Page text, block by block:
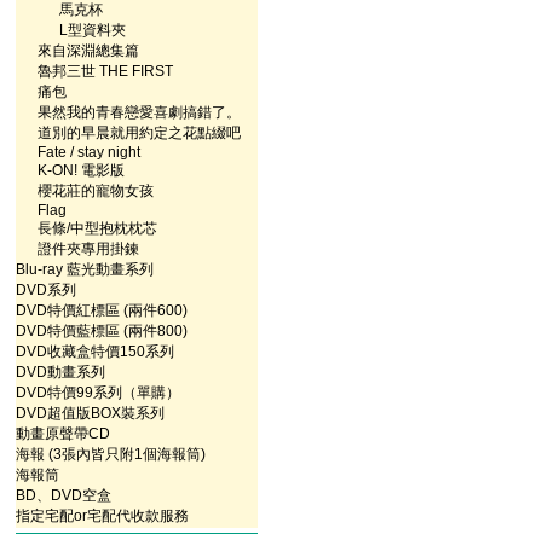
馬克杯
L型資料夾
來自深淵總集篇
魯邦三世 THE FIRST
痛包
果然我的青春戀愛喜劇搞錯了。
道別的早晨就用約定之花點綴吧
Fate / stay night
K-ON! 電影版
櫻花莊的寵物女孩
Flag
長條/中型抱枕枕芯
證件夾專用掛鍊
Blu-ray 藍光動畫系列
DVD系列
DVD特價紅標區 (兩件600)
DVD特價藍標區 (兩件800)
DVD收藏盒特價150系列
DVD動畫系列
DVD特價99系列（單購）
DVD超值版BOX裝系列
動畫原聲帶CD
海報 (3張內皆只附1個海報筒)
海報筒
BD、DVD空盒
指定宅配or宅配代收款服務